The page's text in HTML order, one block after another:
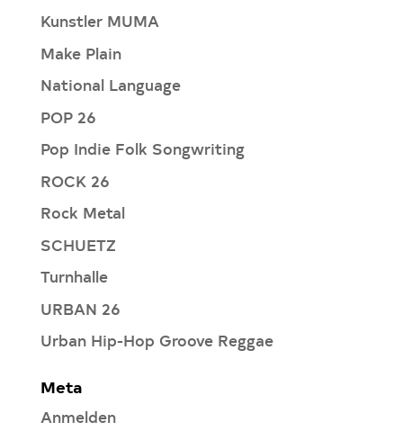
Kunstler MUMA
Make Plain
National Language
POP 26
Pop Indie Folk Songwriting
ROCK 26
Rock Metal
SCHUETZ
Turnhalle
URBAN 26
Urban Hip-Hop Groove Reggae
Meta
Anmelden